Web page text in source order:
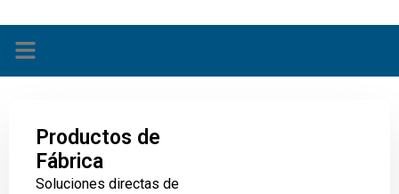
Productos de
Fábrica
Soluciones directas de